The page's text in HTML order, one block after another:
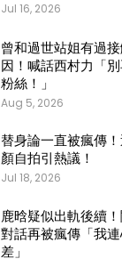
Jul 16, 2026
曾和過世站姐有過
因！喊話西村力「
粉絲！」
Aug 5, 2026
替身論一直被瘋傳
顏自拍引熱議！
Jul 18, 2026
鹿晗疑似出軌後續
對話再被瘋傳「我
差」